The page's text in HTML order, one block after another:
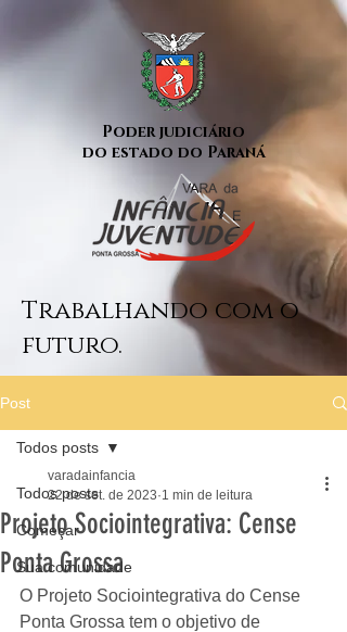
Poder judiciário
do estado do Paraná
Trabalhando com o
futuro.
Post
Todos posts
Começar
Sua comunidade
Todos posts
Projeto Sociointegrativa: Cense
Ponta Grossa
varadainfancia
22 de set. de 2023 1 min de leitura
O Projeto Sociointegrativa do Cense
Ponta Grossa tem o objetivo de